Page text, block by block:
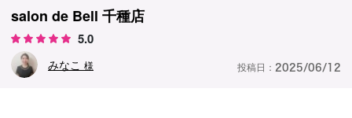
技術者ランキング
salon de Bell 千種店
5.0
みなこ 様 投稿日： 2025/06/12